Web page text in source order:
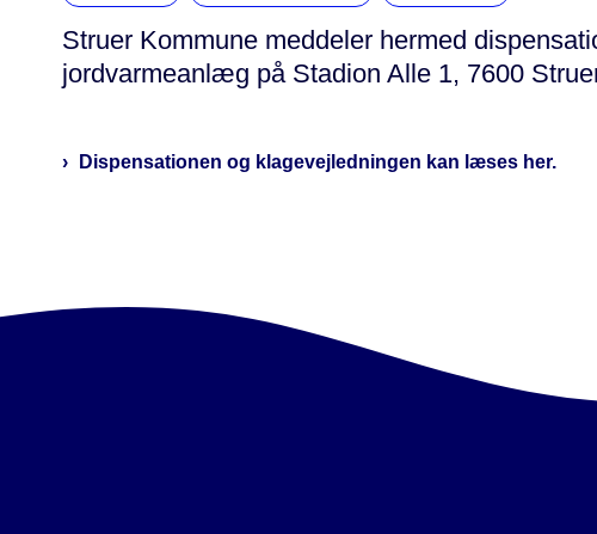
Struer Kommune meddeler hermed
jordvarmeanlæg på Stadion Alle 1, 7600
Dispensationen og klagevejledningen kan læses her.